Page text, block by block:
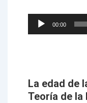
Audio
Player
00:00
La edad de
Teoría de la